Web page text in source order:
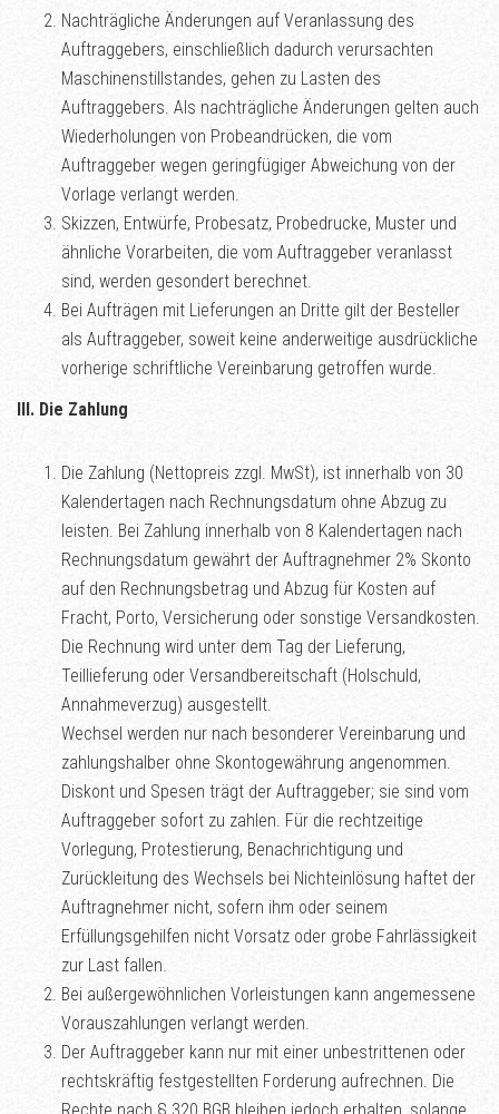
Nachträgliche Änderungen auf Veranlassung des
Auftraggebers, einschließlich dadurch verursachten
Maschinenstillstandes, gehen zu Lasten des
Auftraggebers. Als nachträgliche Änderungen gelten auch
Wiederholungen von Probeandrücken, die vom
Auftraggeber wegen geringfügiger Abweichung von der
Vorlage verlangt werden.
Skizzen, Entwürfe, Probesatz, Probedrucke, Muster und
ähnliche Vorarbeiten, die vom Auftraggeber veranlasst
sind, werden gesondert berechnet.
Bei Aufträgen mit Lieferungen an Dritte gilt der Besteller
als Auftraggeber, soweit keine anderweitige ausdrückliche
vorherige schriftliche Vereinbarung getroffen wurde.
III. Die Zahlung
Die Zahlung (Nettopreis zzgl. MwSt), ist innerhalb von 30
Kalendertagen nach Rechnungsdatum ohne Abzug zu
leisten. Bei Zahlung innerhalb von 8 Kalendertagen nach
Rechnungsdatum gewährt der Auftragnehmer 2% Skonto
auf den Rechnungsbetrag und Abzug für Kosten auf
Fracht, Porto, Versicherung oder sonstige Versandkosten.
Die Rechnung wird unter dem Tag der Lieferung,
Teillieferung oder Versandbereitschaft (Holschuld,
Annahmeverzug) ausgestellt.
Wechsel werden nur nach besonderer Vereinbarung und
zahlungshalber ohne Skontogewährung angenommen.
Diskont und Spesen trägt der Auftraggeber; sie sind vom
Auftraggeber sofort zu zahlen. Für die rechtzeitige
Vorlegung, Protestierung, Benachrichtigung und
Zurückleitung des Wechsels bei Nichteinlösung haftet der
Auftragnehmer nicht, sofern ihm oder seinem
Erfüllungsgehilfen nicht Vorsatz oder grobe Fahrlässigkeit
zur Last fallen.
Bei außergewöhnlichen Vorleistungen kann angemessene
Vorauszahlungen verlangt werden.
Der Auftraggeber kann nur mit einer unbestrittenen oder
rechtskräftig festgestellten Forderung aufrechnen. Die